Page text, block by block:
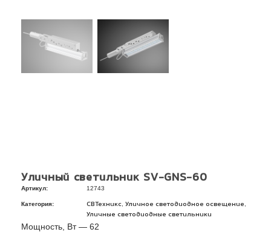
Уличный светильник SV-GNS-60
Артикул: 12743
Категория: СВТехникс Уличное светодиодное освещение
Уличные светодиодные светильники
Мощность, Вт — 62